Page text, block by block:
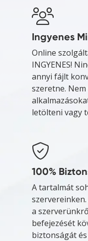
Ingyenes
Online
INGYENES!
annyi fájlt
szeretne.
letölteni vagy
100%
A tartalmát
a
befejezését
biztonságát